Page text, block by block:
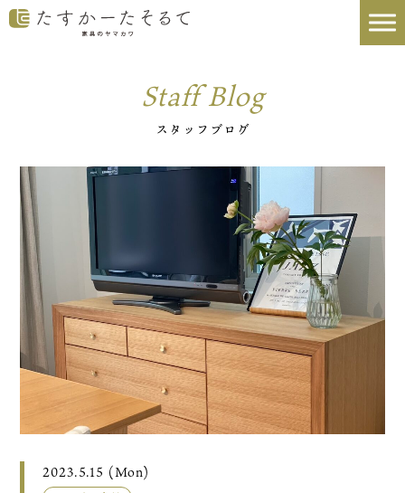
Staff Blog
スタッフブログ
2023.5.15 (Mon)